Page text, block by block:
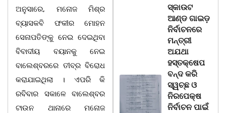
ଅନୁସାରେ, ମନୋଜ ମିଶ୍ର
ବ୍ୟାସକବି ଫକୀର ମୋହନ
ସେନାପତିଙ୍କୁ ନେଇ ଦେଇଥିବା
ବିବାଦୀୟ ବୟାନକୁ ନେଇ
ବାଲେଶ୍ବରରେ ତୀବ୍ର ବିରୋଧ
କରାଯାଇଥିଲା । ଏପରି କି
ରବିବାର ସକାଳେ ବାଲେଶ୍ବର
ଟାଉନ ଥାନାରେ ମନୋଜ
ସ୍କାଉଟ
ଆଣ୍ଡ ଗାଇଡ଼
ନିର୍ବାଚନରେ
ମନ୍ତ୍ରୀ
ଅଯଥା
ହସ୍ତକ୍ଷେପ
ବନ୍ଦ କରି
ସ୍ୱଚ୍ଛ ଓ
ନିରପେକ୍ଷ
ନିର୍ବାଚନ ପାଇଁ